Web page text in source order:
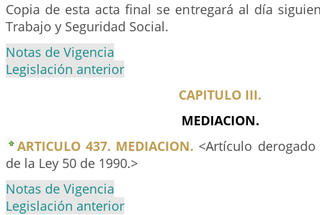
Copia de esta acta final se entregará al día
Trabajo y Seguridad Social.
Notas de Vigencia
Legislación anterior
CAPITULO III.
MEDIACION.
ARTICULO 437. MEDIACION. <Artículo
de la Ley 50 de 1990.>
Notas de Vigencia
Legislación anterior